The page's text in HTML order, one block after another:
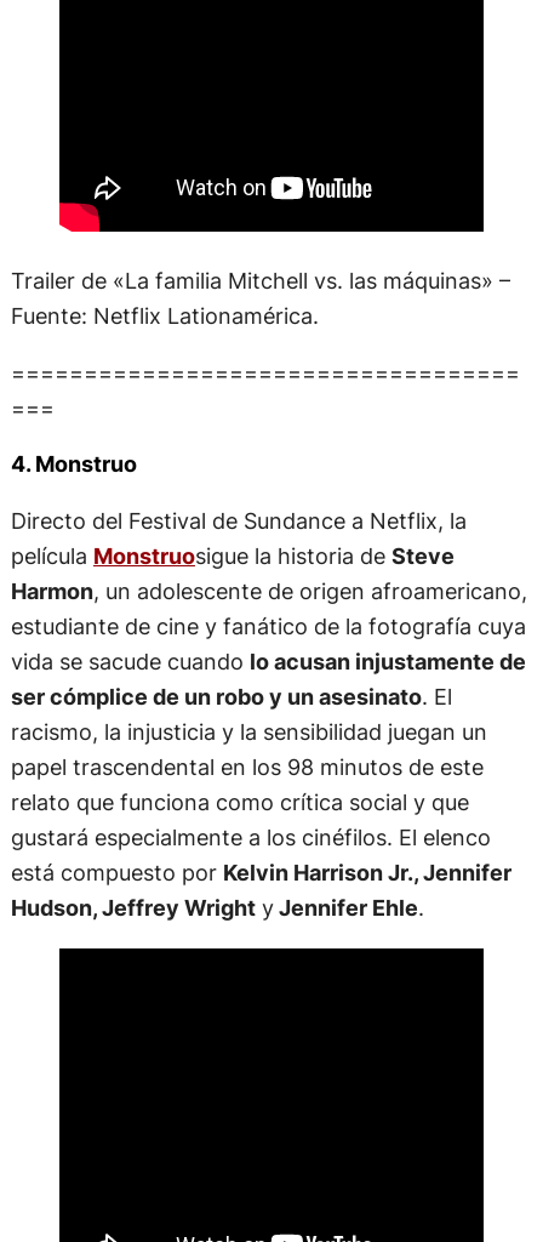
Trailer de «La familia Mitchell vs. las máquinas» –
Fuente: Netflix Lationamérica.
===================================
===
4. Monstruo
Directo del Festival de Sundance a Netflix, la
película Monstruosigue la historia de Steve
Harmon, un adolescente de origen afroamericano,
estudiante de cine y fanático de la fotografía cuya
vida se sacude cuando lo acusan injustamente de
ser cómplice de un robo y un asesinato. El
racismo, la injusticia y la sensibilidad juegan un
papel trascendental en los 98 minutos de este
relato que funciona como crítica social y que
gustará especialmente a los cinéfilos. El elenco
está compuesto por Kelvin Harrison Jr., Jennifer
Hudson, Jeffrey WrightyJennifer Ehle.